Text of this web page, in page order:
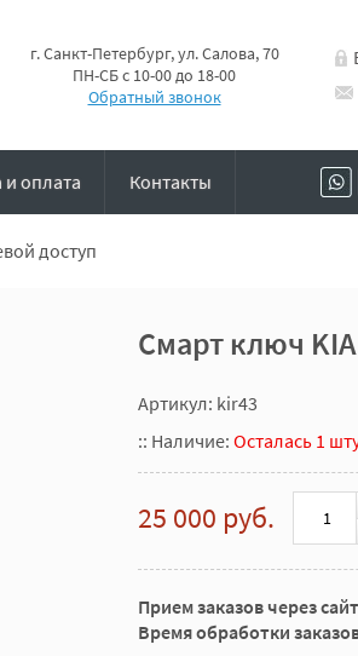
г. Санкт-Петербург, ул. Салова, 70
ПН-СБ с 10-00 до 18-00
Обратный звонок
и оплата Контакты
доступ
Смарт ключ
Артикул: kir43
:: Наличие: Осталась 1
25 000 руб.
Прием заказов через
Время обработки